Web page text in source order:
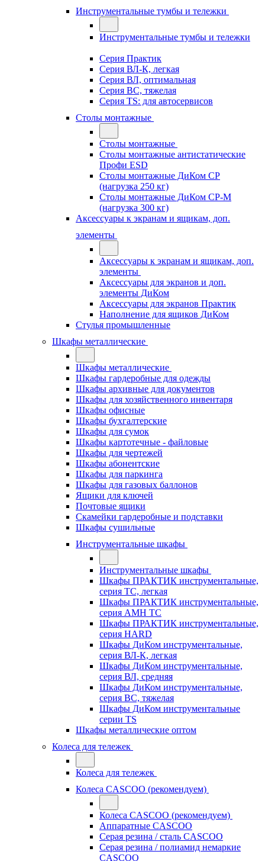
Инструментальные тумбы и тележки
Инструментальные тумбы и тележки
Серия Практик
Серия ВЛ-К, легкая
Серия ВЛ, оптимальная
Серия ВС, тяжелая
Серия TS: для автосервисов
Столы монтажные
Столы монтажные
Столы монтажные антистатические
Профи ESD
Столы монтажные ДиКом СР
(нагрузка 250 кг)
Столы монтажные ДиКом СР-М
(нагрузка 300 кг)
Аксессуары к экранам и ящикам, доп.
элементы
Аксессуары к экранам и ящикам, доп.
элементы
Аксессуары для экранов и доп.
элементы ДиКом
Аксессуары для экранов Практик
Наполнение для ящиков ДиКом
Стулья промышленные
Шкафы металлические
Шкафы металлические
Шкафы гардеробные для одежды
Шкафы архивные для документов
Шкафы для хозяйственного инвентаря
Шкафы офисные
Шкафы бухгалтерские
Шкафы для сумок
Шкафы картотечные - файловые
Шкафы для чертежей
Шкафы абонентские
Шкафы для паркинга
Шкафы для газовых баллонов
Ящики для ключей
Почтовые ящики
Скамейки гардеробные и подставки
Шкафы сушильные
Инструментальные шкафы
Инструментальные шкафы
Шкафы ПРАКТИК инструментальные,
серия ТC, легкая
Шкафы ПРАКТИК инструментальные,
серия AMH TC
Шкафы ПРАКТИК инструментальные,
серия HARD
Шкафы ДиКом инструментальные,
cерия ВЛ-К, легкая
Шкафы ДиКом инструментальные,
серия ВЛ, средняя
Шкафы ДиКом инструментальные,
серия ВС, тяжелая
Шкафы ДиКом инструментальные
серии TS
Шкафы металлические оптом
Колеса для тележек
Колеса для тележек
Колеса CASCOO (рекомендуем)
Колеса CASCOO (рекомендуем)
Аппаратные CASCOO
Серая резина / сталь CASCOO
Серая резина / полиамид немаркие
CASCOO